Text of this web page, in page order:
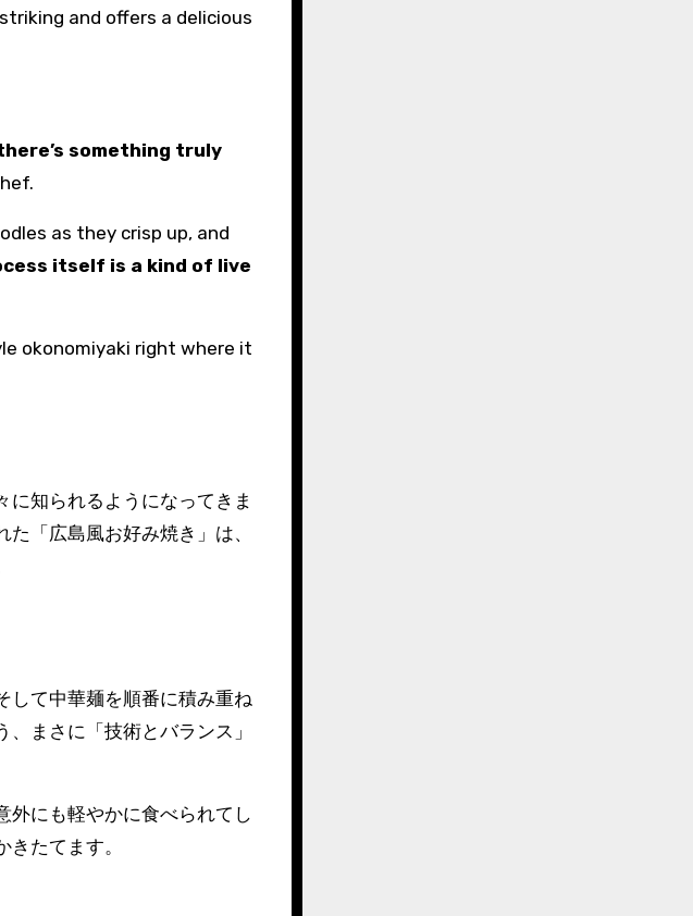
and offers a delicious
something truly
as they crisp up, and
itself is a kind of live
okonomiyaki right where it
に知られるようになってきま
「広島風お好み焼き」は、
して中華麺を順番に積み重ね
まさに「技術とバランス」
外にも軽やかに食べられてし
たてます。